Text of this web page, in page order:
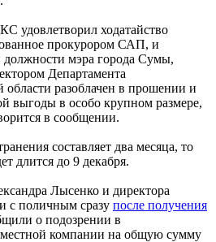
удовлетворил ходатайство
прокурором САП, и
должности мэра города Сумы,
Департамента
разоблачен в прошении и
выгоды в особо крупном размере,
в сообщении.
составляет два месяца, то
длится до 9 декабря.
Лысенко и директора
с поличным сразу после получения
о подозрении в
местной компании на общую сумму